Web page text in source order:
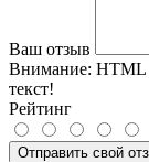
Ваш отзыв
Внимание: HTML
текст!
Рейтинг
Отправить свой